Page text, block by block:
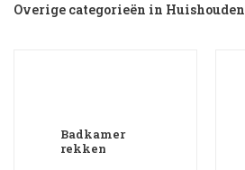
Overige categorieën in Huishouden
Badkamer
rekken